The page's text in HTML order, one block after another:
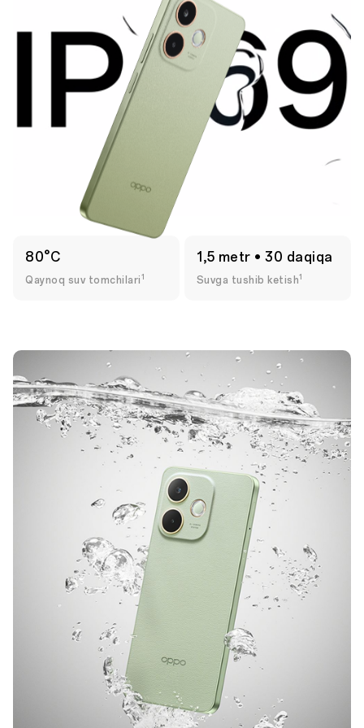
80°C
Qaynoq suv tomchilari1
1,5 metr • 30 daqiqa
Suvga tushib ketish1